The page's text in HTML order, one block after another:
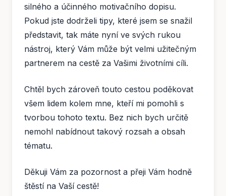
silného a účinného motivačního dopisu.
Pokud jste dodrželi tipy, které jsem se snažil
představit, tak máte nyní ve svých rukou
nástroj, který Vám může být velmi užitečným
partnerem na cestě za Vašimi životními cíli.
Chtěl bych zároveň touto cestou poděkovat
všem lidem kolem mne, kteří mi pomohli s
tvorbou tohoto textu. Bez nich bych určitě
nemohl nabídnout takový rozsah a obsah
tématu.
Děkuji Vám za pozornost a přeji Vám hodně
štěstí na Vaší cestě!